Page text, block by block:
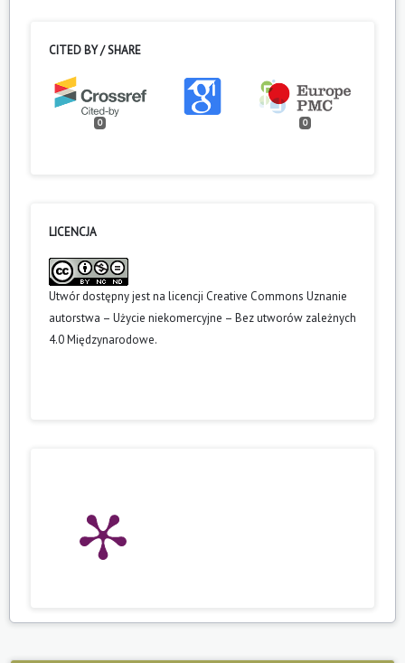
CITED BY / SHARE
0 0
LICENCJA
Utwór dostępny jest na licencji Creative Commons Uznanie
autorstwa – Użycie niekomercyjne – Bez utworów zależnych
4.0 Międzynarodowe.